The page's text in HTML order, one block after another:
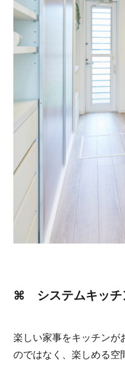
⌘ システムキッ
楽しい家事をキッチンが
のではなく、楽しめる空